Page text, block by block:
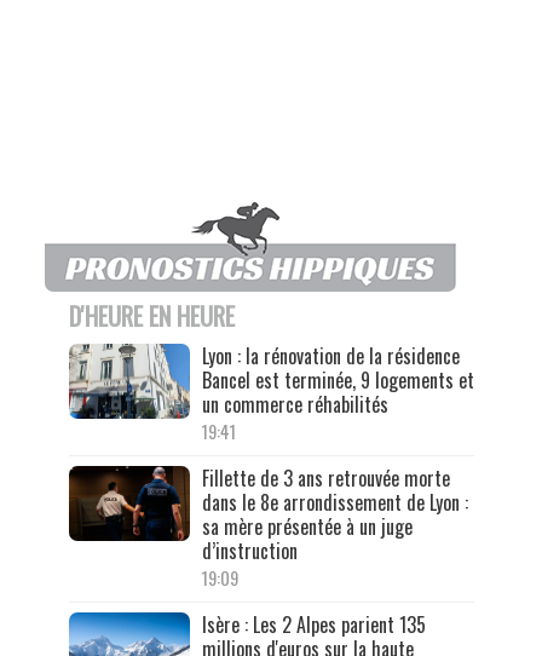
D'HEURE EN HEURE
Lyon : la rénovation de la résidence
Bancel est terminée, 9 logements et
un commerce réhabilités
19:41
Fillette de 3 ans retrouvée morte
dans le 8e arrondissement de Lyon :
sa mère présentée à un juge
d’instruction
19:09
Isère : Les 2 Alpes parient 135
millions d'euros sur la haute